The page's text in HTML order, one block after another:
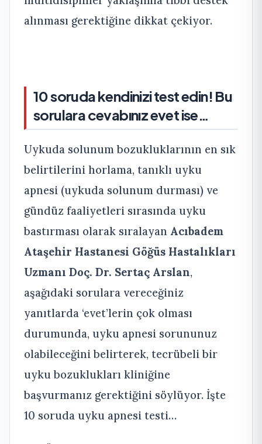
alınması gerektiğine dikkat çekiyor.
10 soruda kendinizi test edin! Bu
sorulara cevabınız evet ise…
Uykuda solunum bozukluklarının en sık
belirtilerini horlama, tanıklı uyku
apnesi (uykuda solunum durması) ve
gündüz faaliyetleri sırasında uyku
bastırması olarak sıralayan Acıbadem
Ataşehir Hastanesi Göğüs Hastalıkları
Uzmanı Doç. Dr. Sertaç Arslan,
aşağıdaki sorulara vereceğiniz
yanıtlarda ‘evet’lerin çok olması
durumunda, uyku apnesi sorununuz
olabileceğini belirterek, tecrübeli bir
uyku bozuklukları kliniğine
başvurmanız gerektiğini söylüyor. İşte
10 soruda uyku apnesi testi…